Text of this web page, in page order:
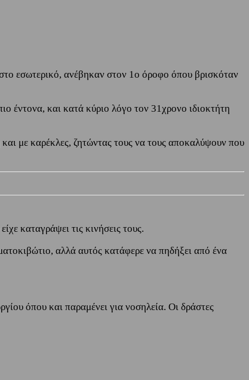
εσωτερικό, ανέβηκαν στον 1ο όροφο όπου βρισκόταν
έντονα, και κατά κύριο λόγο τον 31χρονο ιδιοκτήτη
με καρέκλες, ζητώντας τους να τους αποκαλύψουν που
καταγράψει τις κινήσεις τους.
αλλά αυτός κατάφερε να πηδήξει από ένα
όπου και παραμένει για νοσηλεία. Οι δράστες